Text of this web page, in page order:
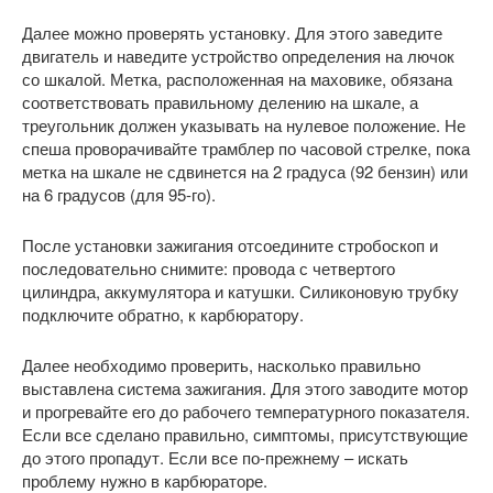
Далее можно проверять установку. Для этого заведите
двигатель и наведите устройство определения на лючок
со шкалой. Метка, расположенная на маховике, обязана
соответствовать правильному делению на шкале, а
треугольник должен указывать на нулевое положение. Не
спеша проворачивайте трамблер по часовой стрелке, пока
метка на шкале не сдвинется на 2 градуса (92 бензин) или
на 6 градусов (для 95-го).
После установки зажигания отсоедините стробоскоп и
последовательно снимите: провода с четвертого
цилиндра, аккумулятора и катушки. Силиконовую трубку
подключите обратно, к карбюратору.
Далее необходимо проверить, насколько правильно
выставлена система зажигания. Для этого заводите мотор
и прогревайте его до рабочего температурного показателя.
Если все сделано правильно, симптомы, присутствующие
до этого пропадут. Если все по-прежнему – искать
проблему нужно в карбюраторе.